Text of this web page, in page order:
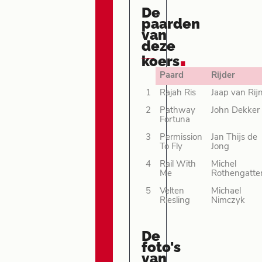
De
paarden
van
deze
koers.
Paard
Rijder
1
Rajah Ris
Jaap van
2
Pathway
Fortuna
John Dekker
3
Permission
To Fly
Jan Thijs de
Jong
4
Rail With
Me
Michel
5
Velten
Riesling
Michael
Nimczyk
De
foto's
van